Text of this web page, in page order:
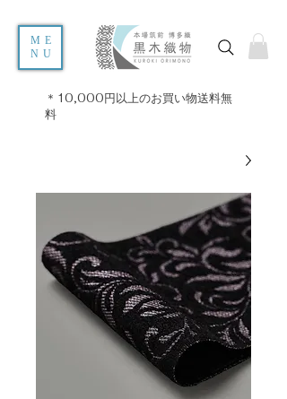
ME
NU
＊10,000円以上のお買い物送料無
料